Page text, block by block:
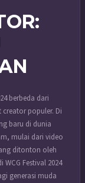
berbeda dari
populer. Di
baru di dunia
mulai dari video
ditonton oleh
Festival 2024
generasi muda